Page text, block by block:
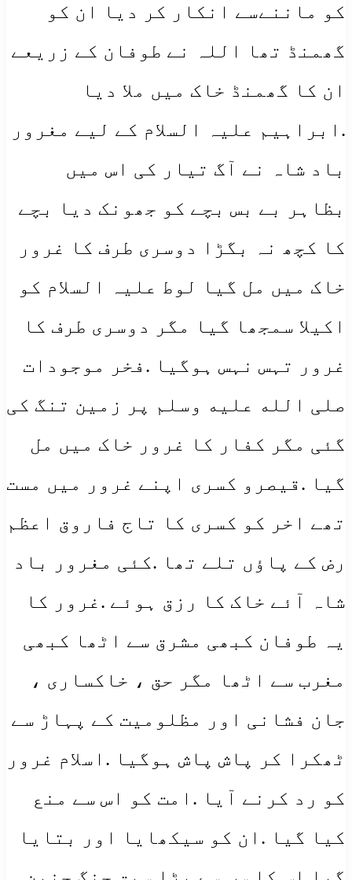
کو ماننےسے انکار کر دیا ان کو
گھمنڈ تھا اللہ نے طوفان کے زریعے
ان کا گھمنڈ خاک میں ملا دیا
.ابراہیم علیہ السلام کے لیے مغرور
باد شاہ نے آگ تیار کی اس میں
بظاہر بے بس بچے کو جھونک دیا بچے
کا کچھ نہ بگڑا دوسری طرف کا غرور
خاک میں مل گیا لوط علیہ السلام کو
اکیلا سمجھا گیا مگر دوسری طرف کا
غرور تہس نہس ہوگیا .فخر موجودات
صلی الله علیه وسلم پر زمین تنگ کی
گئی مگر کفار کا غرور خاک میں مل
گیا .قیصرو کسری اپنے غرور میں مست
تھے اخر کو کسری کا تاج فاروق اعظم
رض کے پاؤں تلے تھا .کئی مغرور باد
شاہ آئے خاک کا رزق ہوئے .غرور کا
یہ طوفان کبھی مشرق سے اٹھا کبھی
مغرب سے اٹھا مگر حق ، خاکساری ،
جان فشانی اور مظلومیت کے پہاڑ سے
ٹھکرا کر پاش پاش ہوگیا .اسلام غرور
کو رد کرنے آیا .امت کو اس سے منع
کیا گیا .ان کو سیکھایا اور بتایا